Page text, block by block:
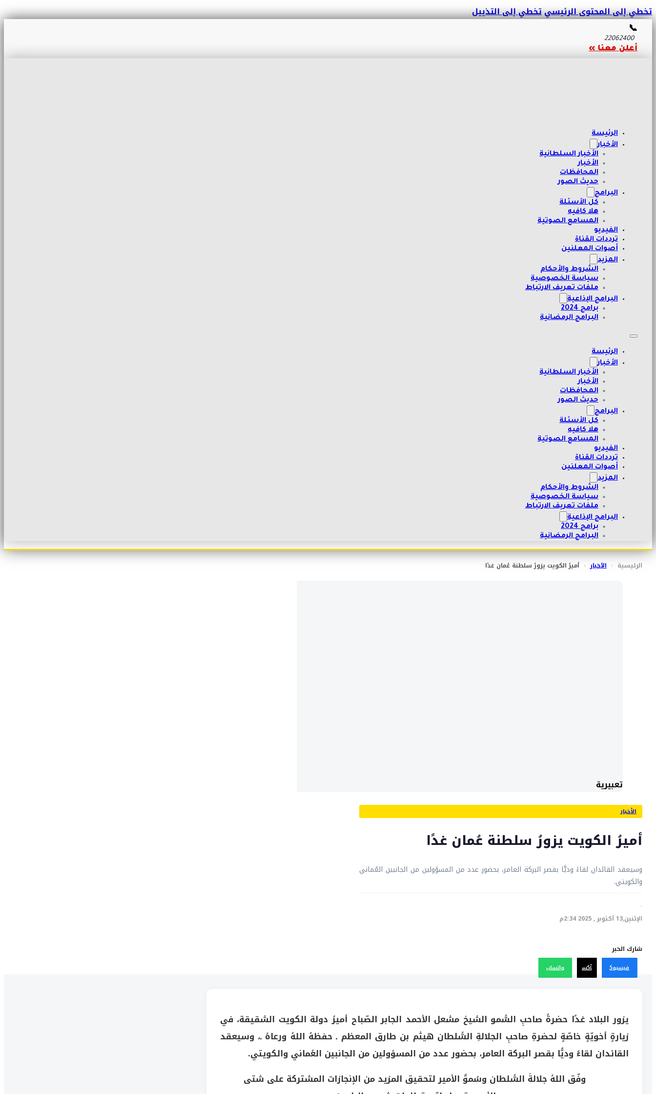
تخطي إلى المحتوى الرئيسيتخطي إلى التذييل
📞
22062400
أعلن معنا »
الرئيسة
الأخبار
الأخبار السلطانية
الأخبار
المحافظات
حديث الصور
البرامج
كل الأسئلة
هلا كافيه
المسامع الصوتية
الفيديو
ترددات القناة
أصوات المعلنين
المزيد
الشروط والأحكام
سياسة الخصوصية
ملفات تعريف الارتباط
البرامج الإذاعية
برامج 2024
البرامج الرمضانية
الرئيسة
الأخبار
الأخبار السلطانية
الأخبار
المحافظات
حديث الصور
البرامج
كل الأسئلة
هلا كافيه
المسامع الصوتية
الفيديو
ترددات القناة
أصوات المعلنين
المزيد
الشروط والأحكام
سياسة الخصوصية
ملفات تعريف الارتباط
البرامج الإذاعية
برامج 2024
البرامج الرمضانية
الرئيسية ‹ الأخبار ‹ أميرُ الكويت يزورُ سلطنة عُمان غدًا
تعبيرية
الأخبار
أميرُ الكويت يزورُ سلطنة عُمان غدًا
وسيعقد القائدان لقاءً وديًّا بقصر البركة العامر، بحضور عدد من المسؤولين من الجانبين العُماني
والكويتي.
·
الإثنين,13 أكتوبر , 2025 2:34م
شارك الخبر
فيسبوك أكس واتساب
يزور البلاد غدًا حضرةُ صاحبِ السُّمو الشيخ مشعل الأحمد الجابر الصّباح أميرُ دولة الكويت الشقيقة، في
زيارةٍ أخويّةٍ خاصّةٍ لحضرةِ صاحبِ الجلالةِ السُّلطان هيثم بن طارق المعظم ـ حفظهُ اللهُ ورعاهُ ـ، وسيعقد
القائدان لقاءً وديًّا بقصر البركة العامر، بحضور عدد من المسؤولين من الجانبين العُماني والكويتي.
وفّق اللهُ جلالةَ السُّلطان وسُموَّ الأمير لتحقيق المزيد من الإنجازات المشتركة على شتى